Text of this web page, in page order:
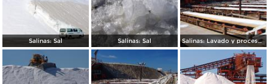
Salinas: Sal Salinas: Sal Salinas: Lavado y procesamiento de sal